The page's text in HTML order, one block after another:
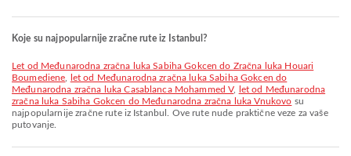
Koje su najpopularnije zračne rute iz Istanbul?
let od Međunarodna zračna luka Sabiha Gokcen do Zračna luka Houari
Boumediene
let od Međunarodna zračna luka Sabiha Gokcen do
Međunarodna zračna luka Casablanca Mohammed V,
let od Međunarodna
zračna luka Sabiha Gokcen do Međunarodna zračna luka Vnukovo su
najpopularnije zračne rute iz Istanbul. Ove rute nude praktične veze za vaše
putovanje.